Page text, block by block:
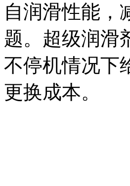
自润滑性能，
题。超级润滑
不停机情况下
更换成本。